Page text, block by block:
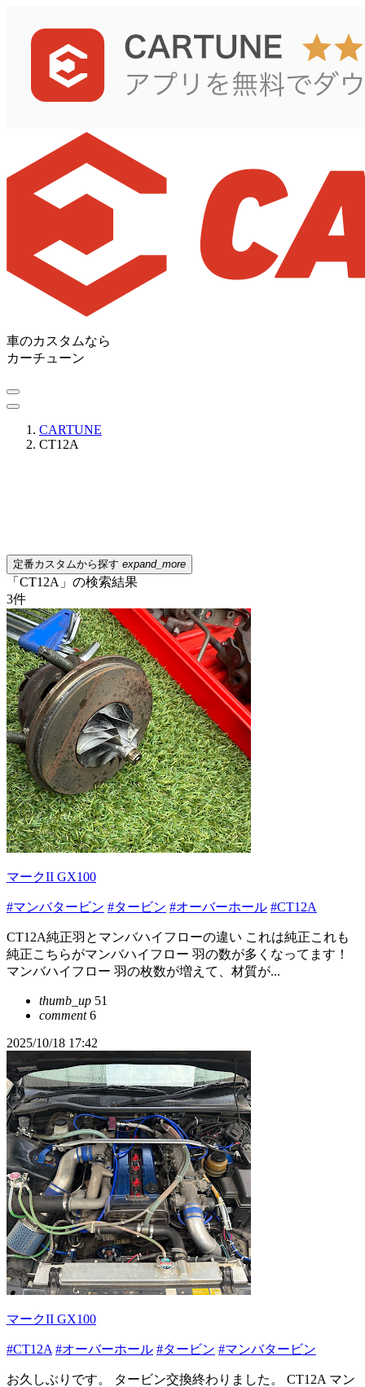
車のカスタムなら
カーチューン
CARTUNE
CT12A
定番カスタムから探す expand_more
「CT12A」の検索結果
3件
マークII GX100
#マンバタービン #タービン #オーバーホール #CT12A
CT12A純正羽とマンバハイフローの違い これは純正これも
純正こちらがマンバハイフロー 羽の数が多くなってます！
マンバハイフロー 羽の枚数が増えて、材質が...
thumb_up 51
comment6
2025/10/18 17:42
マークII GX100
#CT12A #オーバーホール #タービン #マンバタービン
お久しぶりです。 タービン交換終わりました。 CT12A マン